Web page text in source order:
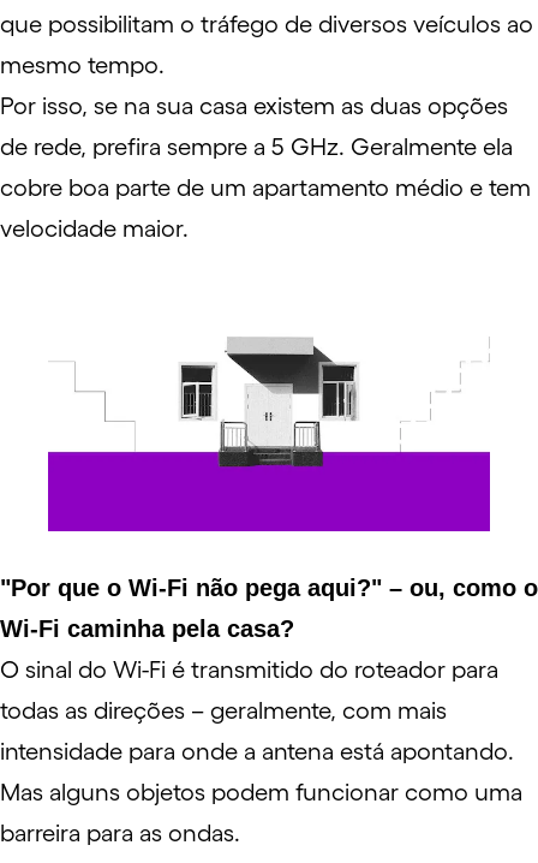
que possibilitam o tráfego de diversos veículos ao
mesmo tempo.
Por isso, se na sua casa existem as duas opções
de rede, prefira sempre a 5 GHz. Geralmente ela
cobre boa parte de um apartamento médio e tem
velocidade maior.
"Por que o Wi-Fi não pega aqui?" – ou, como o
Wi-Fi caminha pela casa?
O sinal do Wi-Fi é transmitido do roteador para
todas as direções – geralmente, com mais
intensidade para onde a antena está apontando.
Mas alguns objetos podem funcionar como uma
barreira para as ondas.